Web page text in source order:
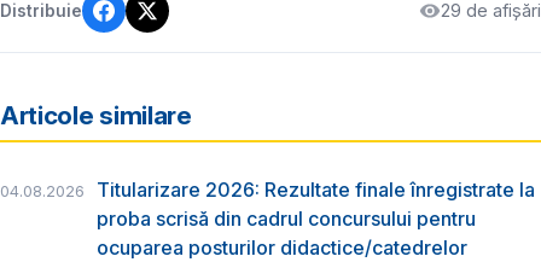
Distribuie 29 de afișări
Articole similare
04.08.2026
Titularizare 2026: Rezultate finale înregistrate la
proba scrisă din cadrul concursului pentru
ocuparea posturilor didactice/catedrelor